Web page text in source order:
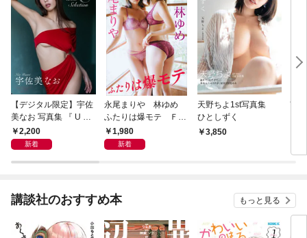
【デジタル限定】宇佐
美なお 写真集 『 U ～
Best Selection ～ 』
2,200
新着
永尾まりや 林ゆめ
ふたりは爆モテ ＦＲ
ＩＤＡＹデジタル写真
集
1,980
新着
天野ちよ1st写真集
ひとしずく
3,850
南
講談社のおすすめ本 もっと見る